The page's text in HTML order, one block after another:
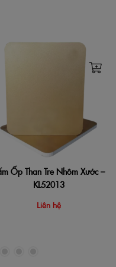
Ốp Than Tre Nhôm Xước –
KL52013
Liên hệ